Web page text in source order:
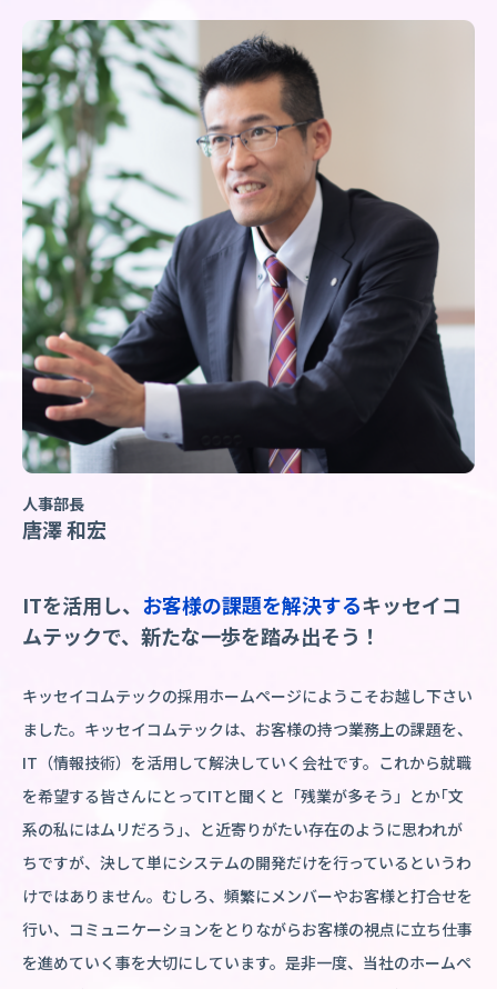
人事部長
唐澤 和宏
ITを活用し、 お客様の課題を解決するキッセイコ
ムテックで、新たな一歩を踏み出そう！
キッセイコムテックの採用ホームページにようこそお越し下さい
ました。キッセイコムテックは、お客様の持つ業務上の課題を、
IT（情報技術）を活用して解決していく会社です。これから就職
を希望する皆さんにとってITと聞くと「残業が多そう」とか｢文
系の私にはムリだろう｣、と近寄りがたい存在のように思われが
ちですが、決して単にシステムの開発だけを行っているというわ
けではありません。むしろ、頻繁にメンバーやお客様と打合せを
行い、コミュニケーションをとりながらお客様の視点に立ち仕事
を進めていく事を大切にしています。是非一度、当社のホームペ